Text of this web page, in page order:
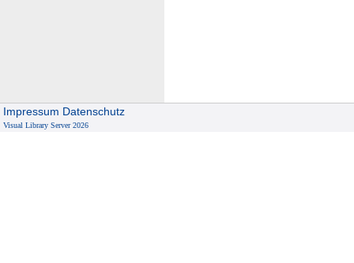
Impressum Datenschutz
Visual Library Server 2026